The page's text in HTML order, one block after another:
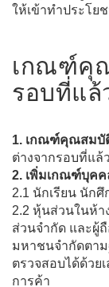
ให้เข้าทำประโย
เกณฑ์คุ
รอบที่แล้
1. เกณฑ์คุณสมบั
ต่างจากรอบที่แล้
2. เพิ่มเกณฑ์บุคค
2.1 นักเรียน นักศึ
2.2 หุ้นส่วนในห้
ส่วนจำกัด และผู้
มหาชนจำกัดตา
ตรวจสอบได้ด้วย
การค้า